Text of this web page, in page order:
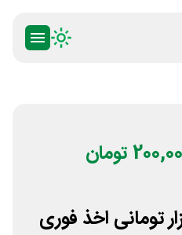
تومان
200 هزار تومانی اخذ فوری